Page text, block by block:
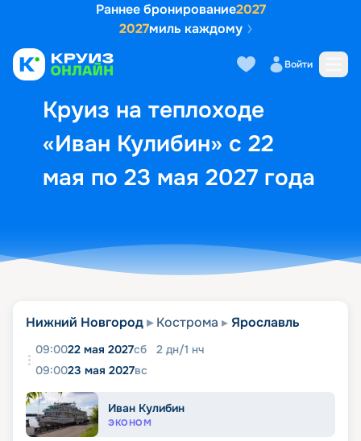
Раннее бронирование2027
2027миль каждому
Войти
Круиз на теплоходе
«Иван Кулибин» с 22
мая по 23 мая 2027 года
Выбор кают Маршрут и
Нижний Новгород Кострома Ярославль
09:0022 мая 2027сб 2 дн/1 нч
09:0023 мая 2027вс
Иван Кулибин
ЭКОНОМ